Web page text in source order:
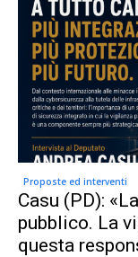
Proposte ed interventi
Casu (PD):
pubblico. La
questa